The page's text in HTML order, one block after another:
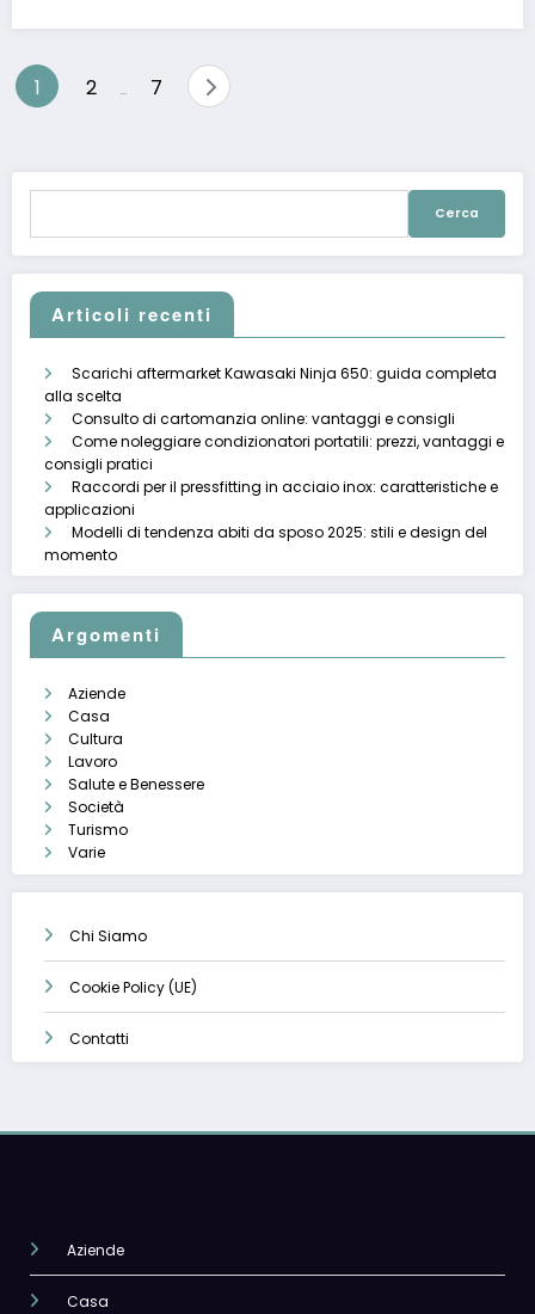
Paginazione
1 2 … 7
Articoli recenti
Scarichi aftermarket Kawasaki Ninja 650: guida completa
alla scelta
Consulto di cartomanzia online: vantaggi e consigli
Come noleggiare condizionatori portatili: prezzi, vantaggi e
consigli pratici
Raccordi per il pressfitting in acciaio inox: caratteristiche e
applicazioni
Modelli di tendenza abiti da sposo 2025: stili e design del
momento
Argomenti
Aziende
Casa
Cultura
Lavoro
Salute e Benessere
Società
Turismo
Varie
Chi Siamo
Cookie Policy (UE)
Contatti
Aziende
Casa